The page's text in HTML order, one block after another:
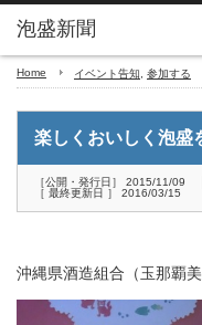
Home イベント告知 参加する
楽しくおいしく泡盛
［公開・発行日］ 2015/11/09
［ 最終更新日 ］ 2016/03/15
沖縄県酒造組合（玉那覇